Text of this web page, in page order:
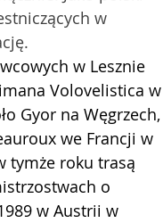
w
w Lesznie
Volovelistica w
Gyor na Węgrzech,
we Francji w
tymże roku trasą
o
w Austrii w